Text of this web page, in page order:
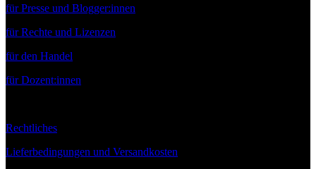
für Presse und Blogger:innen
für Rechte und Lizenzen
für den Handel
für Dozent:innen
Rechtliches
Lieferbedingungen und Versandkosten